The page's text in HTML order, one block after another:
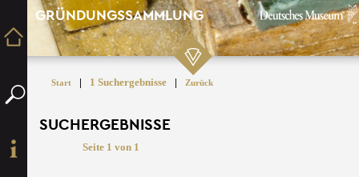
GRÜNDUNGSSAMMLUNG
Start | 1 Suchergebnisse | Zurück
SUCHERGEBNISSE
Seite 1 von 1